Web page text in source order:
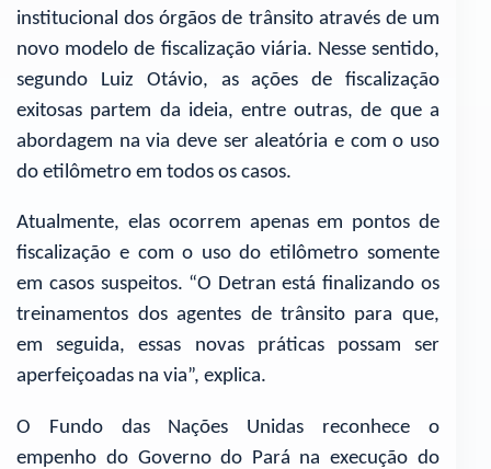
institucional dos órgãos de trânsito através de um
novo modelo de fiscalização viária. Nesse sentido,
segundo Luiz Otávio, as ações de fiscalização
exitosas partem da ideia, entre outras, de que a
abordagem na via deve ser aleatória e com o uso
do etilômetro em todos os casos.
Atualmente, elas ocorrem apenas em pontos de
fiscalização e com o uso do etilômetro somente
em casos suspeitos. “O Detran está finalizando os
treinamentos dos agentes de trânsito para que,
em seguida, essas novas práticas possam ser
aperfeiçoadas na via”, explica.
O Fundo das Nações Unidas reconhece o
empenho do Governo do Pará na execução do